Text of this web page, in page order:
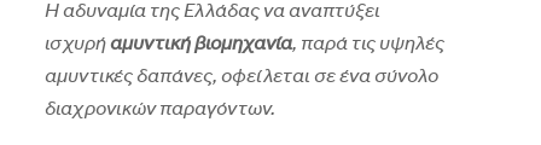
Η αδυναμία της Ελλάδας να αναπτύξει
ισχυρήαμυντική βιομηχανία, παρά τις υψηλές
αμυντικές δαπάνες, οφείλεται σε ένα σύνολο
διαχρονικών παραγόντων.